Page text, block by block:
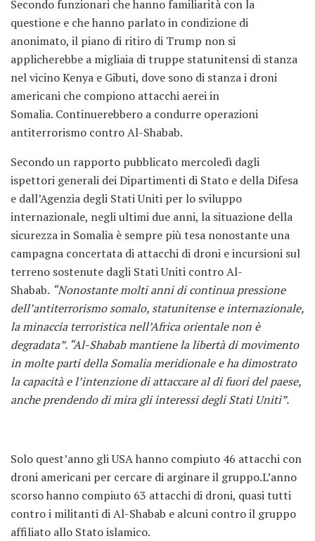
Secondo funzionari che hanno familiarità con la
questione e che hanno parlato in condizione di
anonimato, il piano di ritiro di Trump non si
applicherebbe a migliaia di truppe statunitensi di stanza
nel vicino Kenya e Gibuti, dove sono di stanza i droni
americani che compiono attacchi aerei in
Somalia. Continuerebbero a condurre operazioni
antiterrorismo contro Al-Shabab.
Secondo un rapporto pubblicato mercoledì dagli
ispettori generali dei Dipartimenti di Stato e della Difesa
e dall’Agenzia degli Stati Uniti per lo sviluppo
internazionale, negli ultimi due anni, la situazione della
sicurezza in Somalia è sempre più tesa nonostante una
campagna concertata di attacchi di droni e incursioni sul
terreno sostenute dagli Stati Uniti contro Al-
Shabab. “Nonostante molti anni di continua pressione
dell’antiterrorismo somalo, statunitense e internazionale,
la minaccia terroristica nell’Africa orientale non è
degradata”. “Al-Shabab mantiene la libertà di movimento
in molte parti della Somalia meridionale e ha dimostrato
la capacità e l’intenzione di attaccare al di fuori del paese,
anche prendendo di mira gli interessi degli Stati Uniti”.
Solo quest’anno gli USA hanno compiuto 46 attacchi con
droni americani per cercare di arginare il gruppo.L’anno
scorso hanno compiuto 63 attacchi di droni, quasi tutti
contro i militanti di Al-Shabab e alcuni contro il gruppo
affiliato allo Stato islamico.